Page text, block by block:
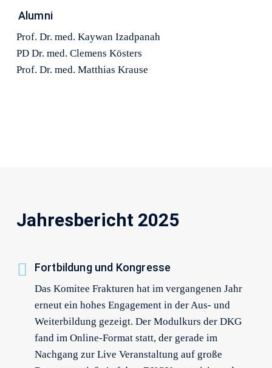
Alumni
Prof. Dr. med. Kaywan Izadpanah
PD Dr. med. Clemens Kösters
Prof. Dr. med. Matthias Krause
Jahresbericht 2025
Fortbildung und Kongresse
Das Komitee Frakturen hat im vergangenen Jahr
erneut ein hohes Engagement in der Aus- und
Weiterbildung gezeigt. Der Modulkurs der DKG
fand im Online-Format statt, der gerade im
Nachgang zur Live Veranstaltung auf große